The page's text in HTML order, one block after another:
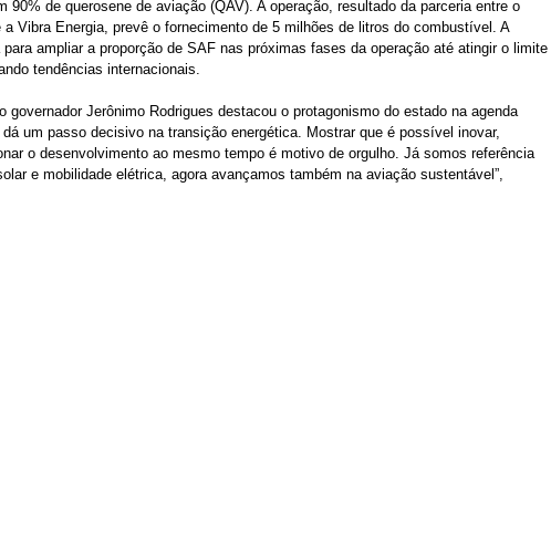
90% de querosene de aviação (QAV). A operação, resultado da parceria entre o
a Vibra Energia, prevê o fornecimento de 5 milhões de litros do combustível. A
ampliar a proporção de SAF nas próximas fases da operação até atingir o limite
tendências internacionais.
governador Jerônimo Rodrigues destacou o protagonismo do estado na agenda
dá um passo decisivo na transição energética. Mostrar que é possível inovar,
o desenvolvimento ao mesmo tempo é motivo de orgulho. Já somos referência
e mobilidade elétrica, agora avançamos também na aviação sustentável”,